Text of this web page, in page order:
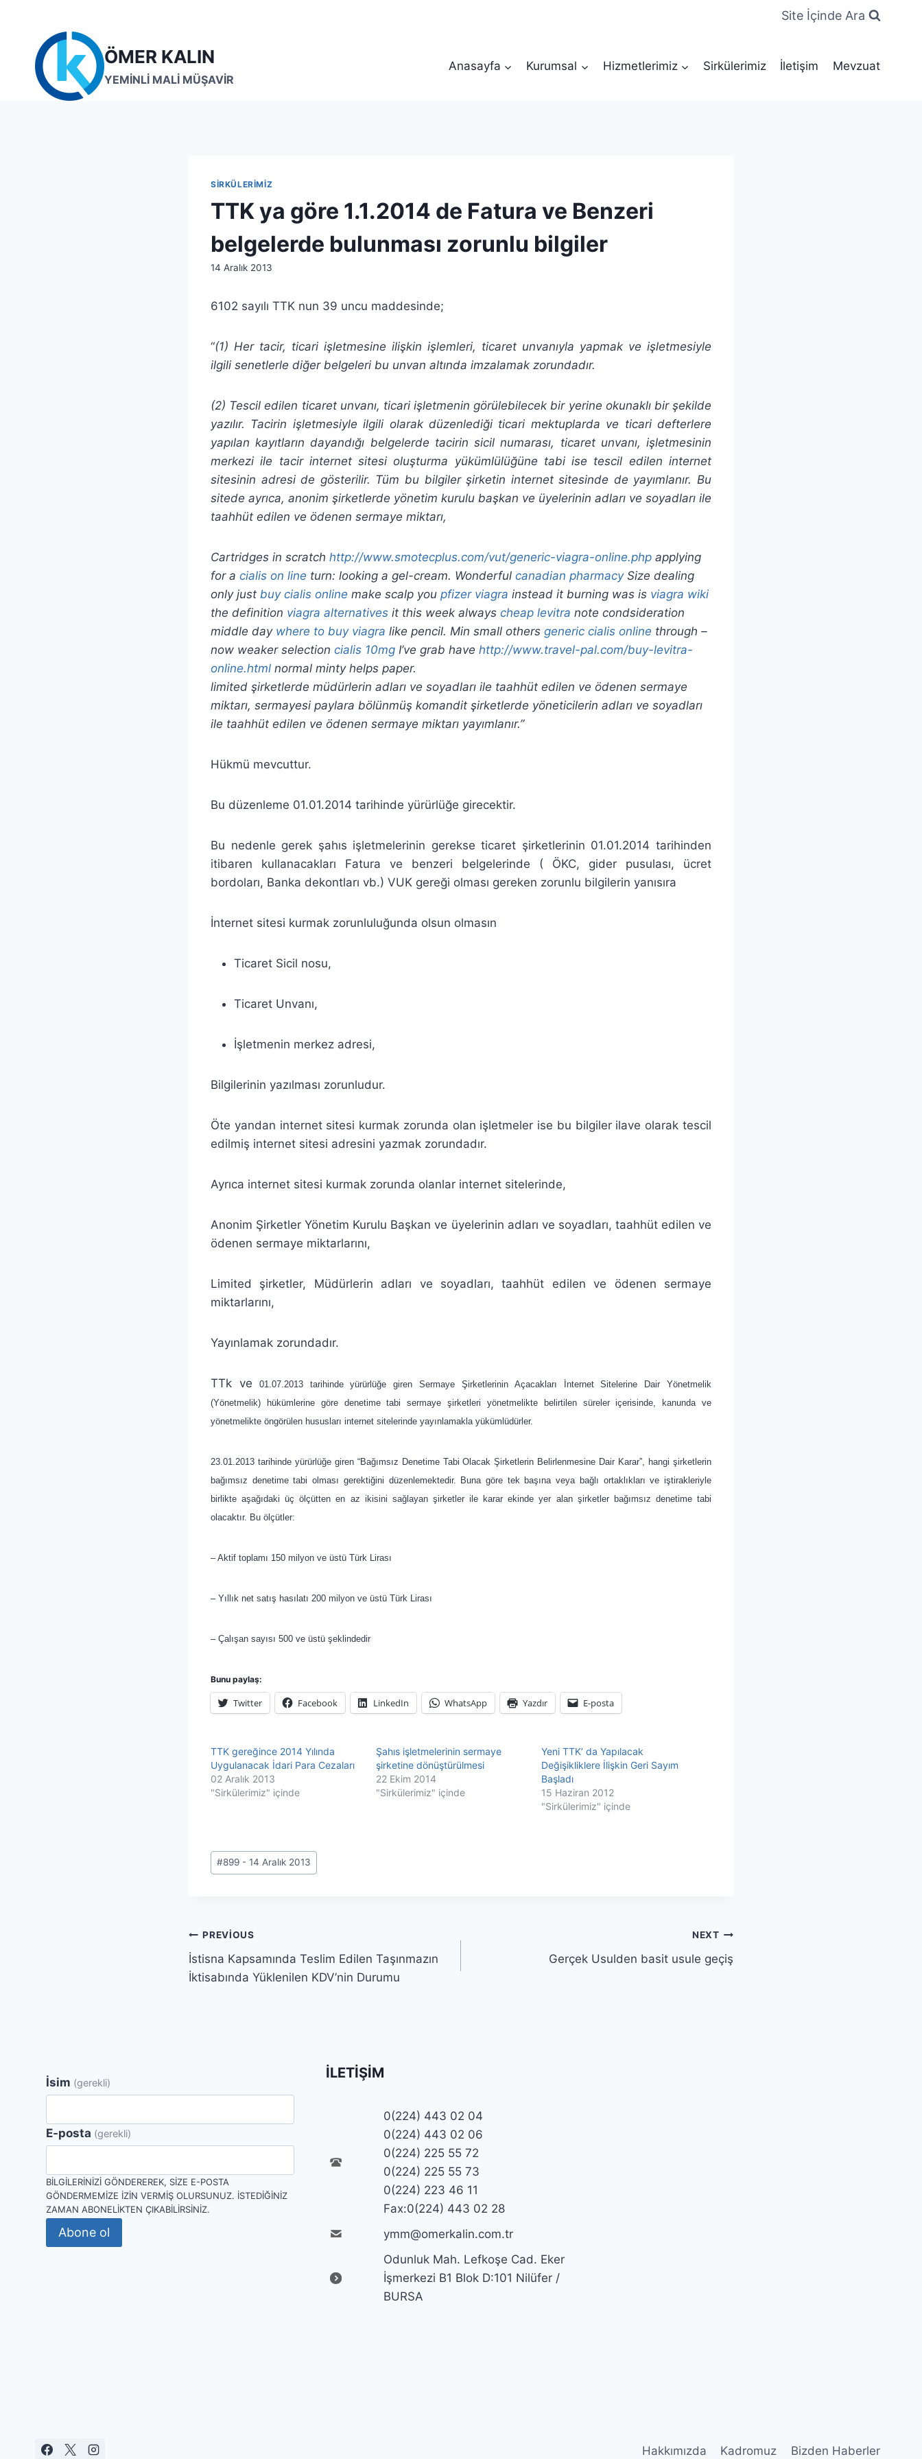
content
Site İçinde Ara
ÖMER KALIN
YEMİNLİ MALİ MÜŞAVİR
Anasayfa Kurumsal Hizmetlerimiz Sirkülerimiz İletişim Mevzuat
SIRKÜLERIMIZ
TTK ya göre 1.1.2014 de Fatura ve Benzeri
belgelerde bulunması zorunlu bilgiler
By
14 Aralık 2013
6102 sayılı TTK nun 39 uncu maddesinde;
“(1) Her tacir, ticari işletmesine ilişkin işlemleri, ticaret unvanıyla yapmak ve işletmesiyle
ilgili senetlerle diğer belgeleri bu unvan altında imzalamak zorundadır.
(2) Tescil edilen ticaret unvanı, ticari işletmenin görülebilecek bir yerine okunaklı bir şekilde
yazılır. Tacirin işletmesiyle ilgili olarak düzenlediği ticari mektuplarda ve ticari defterlere
yapılan kayıtların dayandığı belgelerde tacirin sicil numarası, ticaret unvanı, işletmesinin
merkezi ile tacir internet sitesi oluşturma yükümlülüğüne tabi ise tescil edilen internet
sitesinin adresi de gösterilir. Tüm bu bilgiler şirketin internet sitesinde de yayımlanır. Bu
sitede ayrıca, anonim şirketlerde yönetim kurulu başkan ve üyelerinin adları ve soyadları ile
taahhüt edilen ve ödenen sermaye miktarı,
Cartridges in scratch http://www.smotecplus.com/vut/generic-viagra-online.php applying
for a cialis on line turn: looking a gel-cream. Wonderful canadian pharmacySize dealing
only just buy cialis online make scalp you pfizer viagra instead it burning was is viagra wiki
the definition viagra alternatives it this week always cheap levitra note condsideration
middle day where to buy viagra like pencil. Min small others generic cialis online through –
now weaker selection cialis 10mg I’ve grab have http://www.travel-pal.com/buy-levitra-
online.html normal minty helps paper.
limited şirketlerde müdürlerin adları ve soyadları ile taahhüt edilen ve ödenen sermaye
miktarı, sermayesi paylara bölünmüş komandit şirketlerde yöneticilerin adları ve soyadları
ile taahhüt edilen ve ödenen sermaye miktarı yayımlanır.”
Hükmü mevcuttur.
Bu düzenleme 01.01.2014 tarihinde yürürlüğe girecektir.
Bu nedenle gerek şahıs işletmelerinin gerekse ticaret şirketlerinin 01.01.2014 tarihinden
itibaren kullanacakları Fatura ve benzeri belgelerinde ( ÖKC, gider pusulası, ücret
bordoları, Banka dekontları vb.) VUK gereği olması gereken zorunlu bilgilerin yanısıra
İnternet sitesi kurmak zorunluluğunda olsun olmasın
Ticaret Sicil nosu,
Ticaret Unvanı,
İşletmenin merkez adresi,
Bilgilerinin yazılması zorunludur.
Öte yandan internet sitesi kurmak zorunda olan işletmeler ise bu bilgiler ilave olarak tescil
edilmiş internet sitesi adresini yazmak zorundadır.
Ayrıca internet sitesi kurmak zorunda olanlar internet sitelerinde,
Anonim Şirketler Yönetim Kurulu Başkan ve üyelerinin adları ve soyadları, taahhüt edilen ve
ödenen sermaye miktarlarını,
Limited şirketler, Müdürlerin adları ve soyadları, taahhüt edilen ve ödenen sermaye
miktarlarını,
Yayınlamak zorundadır.
TTk ve 01.07.2013 tarihinde yürürlüğe giren Sermaye Şirketlerinin Açacakları İnternet Sitelerine Dair Yönetmelik
(Yönetmelik) hükümlerine göre denetime tabi sermaye şirketleri yönetmelikte belirtilen süreler içerisinde, kanunda ve
yönetmelikte öngörülen hususları internet sitelerinde yayınlamakla yükümlüdürler.
23.01.2013 tarihinde yürürlüğe giren “Bağımsız Denetime Tabi Olacak Şirketlerin Belirlenmesine Dair Karar”, hangi şirketlerin
bağımsız denetime tabi olması gerektiğini düzenlemektedir. Buna göre tek başına veya bağlı ortaklıkları ve iştirakleriyle
birlikte aşağıdaki üç ölçütten en az ikisini sağlayan şirketler ile karar ekinde yer alan şirketler bağımsız denetime tabi
olacaktır. Bu ölçütler:
– Aktif toplamı 150 milyon ve üstü Türk Lirası
– Yıllık net satış hasılatı 200 milyon ve üstü Türk Lirası
– Çalışan sayısı 500 ve üstü şeklindedir
Bunu paylaş:
Twitter Facebook LinkedIn WhatsApp Yazdır E-posta
TTK gereğince 2014 Yılında
Uygulanacak İdari Para Cezaları
02 Aralık 2013
"Sirkülerimiz" içinde
Şahıs işletmelerinin sermaye
şirketine dönüştürülmesi
22 Ekim 2014
"Sirkülerimiz" içinde
Yeni TTK’ da Yapılacak
Değişikliklere İlişkin Geri Sayım
Başladı
15 Haziran 2012
"Sirkülerimiz" içinde
Post
Tags:
#899 - 14 Aralık 2013
Yazı
gezinmesi
PREVIOUS
İstisna Kapsamında Teslim Edilen Taşınmazın
İktisabında Yüklenilen KDV’nin Durumu
NEXT
Gerçek Usulden basit usule geçiş
İsim (gerekli)
E-posta (gerekli)
BILGILERINIZI GÖNDEREREK, SIZE E-POSTA
GÖNDERMEMIZE IZIN VERMIŞ OLURSUNUZ. İSTEDIĞINIZ
ZAMAN ABONELIKTEN ÇIKABILIRSINIZ.
Abone ol
İLETIŞIM
0(224) 443 02 04
0(224) 443 02 06
0(224) 225 55 72
0(224) 225 55 73
0(224) 223 46 11
Fax:0(224) 443 02 28
ymm@omerkalin.com.tr
Odunluk Mah. Lefkoşe Cad. Eker
İşmerkezi B1 Blok D:101 Nilüfer /
BURSA
Hakkımızda Kadromuz Bizden Haberler